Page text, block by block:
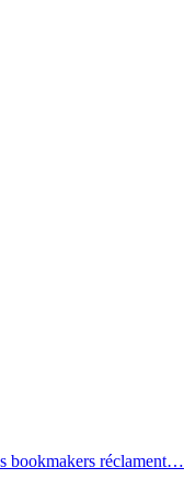
bookmakers réclament…